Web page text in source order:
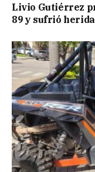
Livio Gutiérrez
89 y sufrió